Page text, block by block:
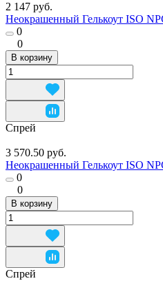
2 147 руб.
Неокрашенный Гелькоут ISO
0
0
В корзину
Спрей
3 570.50 руб.
Неокрашенный Гелькоут ISO
0
0
В корзину
Спрей